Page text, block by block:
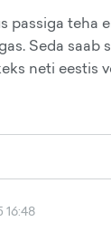
passiga teha
Seda saab
neti eestis
16:48